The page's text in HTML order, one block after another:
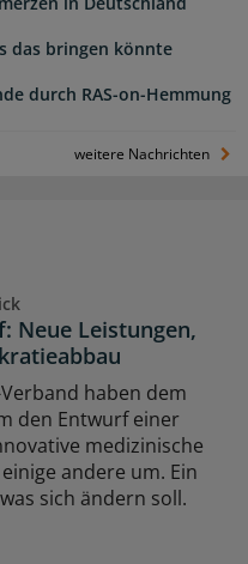
das bringen könnte
durch RAS-on-Hemmung
weitere Nachrichten
Neue Leistungen,
haben dem
den Entwurf einer
medizinische
andere um. Ein
sich ändern soll.